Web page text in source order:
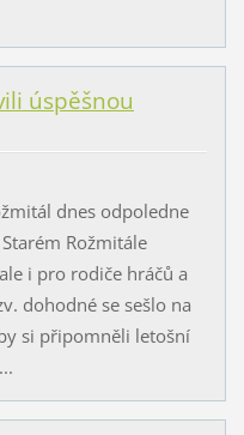
úspěšnou
dnes odpoledne
Rožmitále
i pro rodiče hráčů a
dohodné se sešlo na
si připomněli letošní